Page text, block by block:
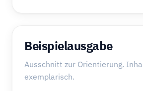
Beispielausgabe
Ausschnitt zur Orientierung.
exemplarisch.